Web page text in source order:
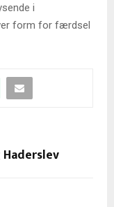
i
form for færdsel